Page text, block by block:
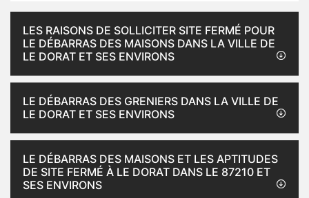
LES RAISONS DE SOLLICITER SITE FERMÉ POUR
LE DÉBARRAS DES MAISONS DANS LA VILLE DE
LE DORAT ET SES ENVIRONS
LE DÉBARRAS DES GRENIERS DANS LA VILLE DE
LE DORAT ET SES ENVIRONS
LE DÉBARRAS DES MAISONS ET LES APTITUDES
DE SITE FERMÉ À LE DORAT DANS LE 87210 ET
SES ENVIRONS